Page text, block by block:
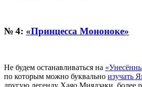
№ 4: «Принцесса Мононоке»
Не будем останавливаться на
по которым можно буквально изучать
другую легенду Хаяо Миядзаки, более